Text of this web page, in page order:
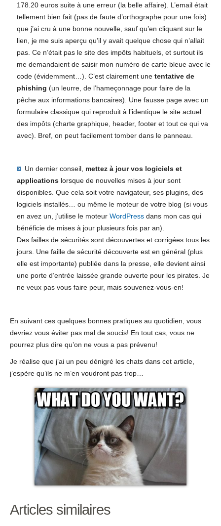
178.20 euros suite à une erreur (la belle affaire). L’email était
tellement bien fait (pas de faute d’orthographe pour une fois)
que j’ai cru à une bonne nouvelle, sauf qu’en cliquant sur le
lien, je me suis aperçu qu’il y avait quelque chose qui n’allait
pas. Ce n’était pas le site des impôts habituels, et surtout ils
me demandaient de saisir mon numéro de carte bleue avec le
code (évidemment…). C’est clairement une tentative de
phishing (un leurre, de l’hameçonnage pour faire de la
pêche aux informations bancaires). Une fausse page avec un
formulaire classique qui reproduit à l’identique le site actuel
des impôts (charte graphique, header, footer et tout ce qui va
avec). Bref, on peut facilement tomber dans le panneau.
Un dernier conseil, mettez à jour vos logiciels et
applicationslorsque de nouvelles mises à jour sont
disponibles. Que cela soit votre navigateur, ses plugins, des
logiciels installés… ou même le moteur de votre blog (si vous
en avez un, j’utilise le moteur WordPressdans mon cas qui
bénéficie de mises à jour plusieurs fois par an).
Des failles de sécurités sont découvertes et corrigées tous les
jours. Une faille de sécurité découverte est en général (plus
elle est importante) publiée dans la presse, elle devient ainsi
une porte d’entrée laissée grande ouverte pour les pirates. Je
ne veux pas vous faire peur, mais souvenez-vous-en!
En suivant ces quelques bonnes pratiques au quotidien, vous
devriez vous éviter pas mal de soucis! En tout cas, vous ne
pourrez plus dire qu’on ne vous a pas prévenu!
Je réalise que j’ai un peu dénigré les chats dans cet article,
j’espère qu’ils ne m’en voudront pas trop…
Articles similaires